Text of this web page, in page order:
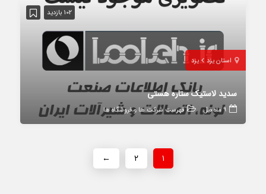
102 بازدید
استان یزد یزد
سدید لاستیک ستاره هستی
9 ماه قبل فهرست شرکت ها و فروشگاه ها
۱ ۲ ←